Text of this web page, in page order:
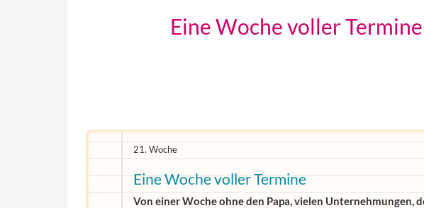
Eine Woche voller
21. Woche
Eine Woche voller Termine
Von einer Woche ohne den Papa, vielen Unternehmungen,